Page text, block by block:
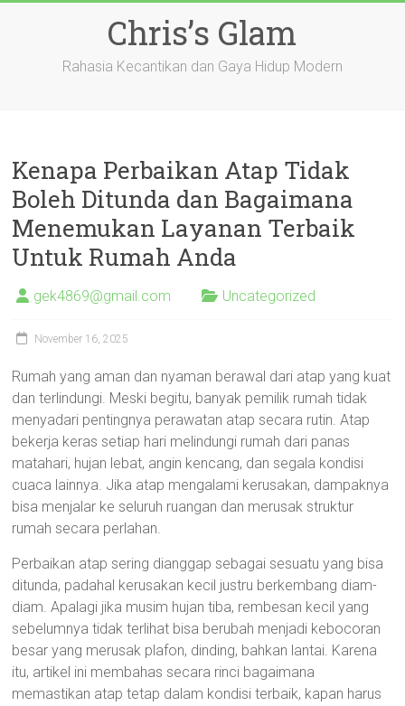
Chris’s Glam
Rahasia Kecantikan dan Gaya Hidup Modern
Kenapa Perbaikan Atap Tidak
Boleh Ditunda dan Bagaimana
Menemukan Layanan Terbaik
Untuk Rumah Anda
gek4869@gmail.com Uncategorized
November 16, 2025
Rumah yang aman dan nyaman berawal dari atap yang kuat
dan terlindungi. Meski begitu, banyak pemilik rumah tidak
menyadari pentingnya perawatan atap secara rutin. Atap
bekerja keras setiap hari melindungi rumah dari panas
matahari, hujan lebat, angin kencang, dan segala kondisi
cuaca lainnya. Jika atap mengalami kerusakan, dampaknya
bisa menjalar ke seluruh ruangan dan merusak struktur
rumah secara perlahan.
Perbaikan atap sering dianggap sebagai sesuatu yang bisa
ditunda, padahal kerusakan kecil justru berkembang diam-
diam. Apalagi jika musim hujan tiba, rembesan kecil yang
sebelumnya tidak terlihat bisa berubah menjadi kebocoran
besar yang merusak plafon, dinding, bahkan lantai. Karena
itu, artikel ini membahas secara rinci bagaimana
memastikan atap tetap dalam kondisi terbaik, kapan harus